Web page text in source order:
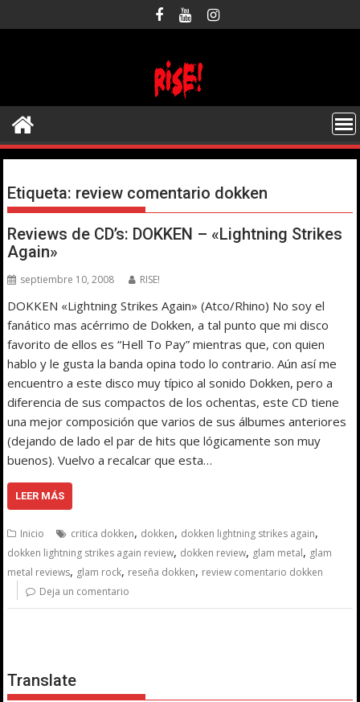
al
Etiqueta: review comentario dokken
Reviews de CD’s: DOKKEN – «Lightning Strikes
Again»
septiembre 10, 2008 RISE!
DOKKEN «Lightning Strikes Again» (Atco/Rhino) No soy el
fanático mas acérrimo de Dokken, a tal punto que mi disco
favorito de ellos es “Hell To Pay” mientras que, con quien
hablo y le gusta la banda opina todo lo contrario. Aún así me
encuentro a este disco muy típico al sonido Dokken, pero a
diferencia de sus compactos de los ochentas, este CD tiene
una mejor composición que varios de sus álbumes anteriores
(dejando de lado el par de hits que lógicamente son muy
buenos). Vuelvo a recalcar que esta…
LEER MÁS
Inicio critica dokken, dokken, dokken lightning strikes again,
dokken lightning strikes again review, dokken review, glam metal, glam
metal reviews, glam rock, reseña dokken, review comentario dokken
Deja un comentario
Translate